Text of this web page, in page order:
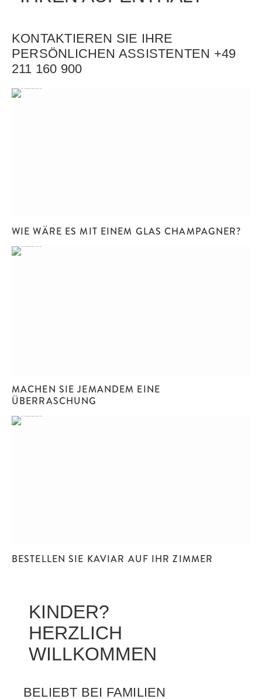
KONTAKTIEREN SIE IHRE
PERSÖNLICHEN ASSISTENTEN +49
211 160 900
WIE WÄRE ES MIT EINEM GLAS CHAMPAGNER?
MACHEN SIE JEMANDEM EINE
ÜBERRASCHUNG
BESTELLEN SIE KAVIAR AUF IHR ZIMMER
BELIEBT BEI FAMILIEN
KINDER?
HERZLICH
WILLKOMMEN